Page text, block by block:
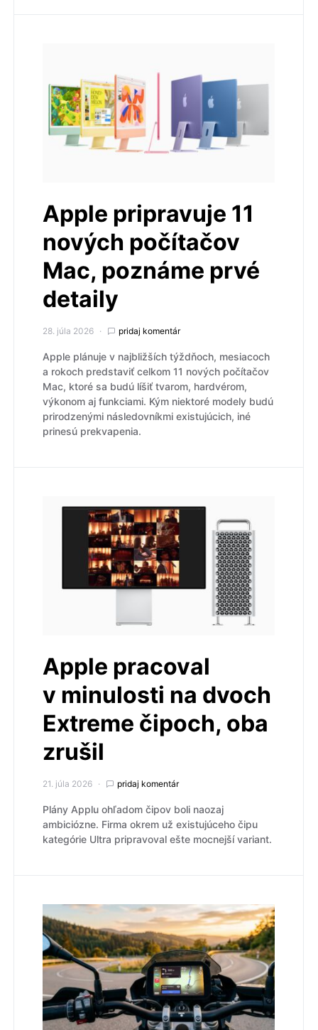
Apple pripravuje 11
nových počítačov
Mac, poznáme prvé
detaily
28. júla 2026 pridaj komentár
Apple plánuje v najbližších týždňoch, mesiacoch
a rokoch predstaviť celkom 11 nových počítačov
Mac, ktoré sa budú líšiť tvarom, hardvérom,
výkonom aj funkciami. Kým niektoré modely budú
prirodzenými následovníkmi existujúcich, iné
prinesú prekvapenia.
Apple pracoval
v minulosti na dvoch
Extreme čipoch, oba
zrušil
21. júla 2026 pridaj komentár
Plány Applu ohľadom čipov boli naozaj
ambiciózne. Firma okrem už existujúceho čipu
kategórie Ultra pripravoval ešte mocnejší variant.